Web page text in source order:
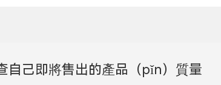
自己即將售出的產品（pǐn）質量